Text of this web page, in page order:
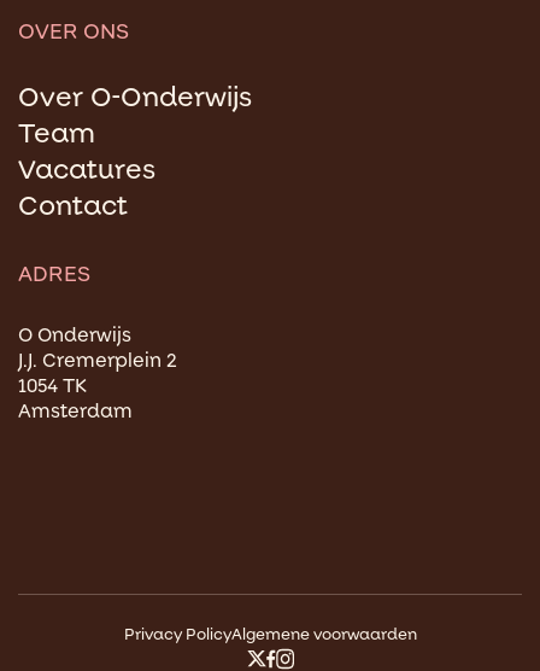
OVER ONS
Over O-Onderwijs
Team
Vacatures
Contact
ADRES
O Onderwijs
J.J. Cremerplein 2
1054 TK
Amsterdam
Privacy PolicyAlgemene voorwaarden